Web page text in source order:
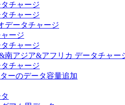
チャージ
チャージ
データチャージ
ージ
チャージ
南アジア&アフリカ データチャー
チャージ
ーのデータ容量追加